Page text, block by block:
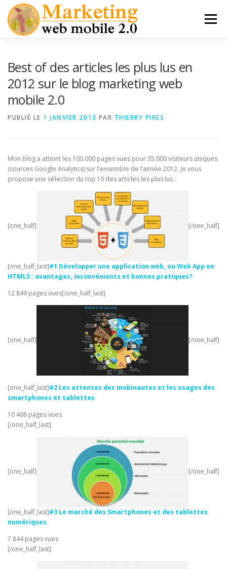
contenu
Menu
MARKETING MOBILE
Best of des articles les plus lus en
2012 sur le blog marketing web
mobile 2.0
PUBLIÉ LE 1 JANVIER 2013 PAR THIERRY PIRES
Mon blog a atteint les 100.000 pages vues pour 35.000 visiteurs uniques
(sources Google Analytics) sur l’ensemble de l’année 2012. Je vous
propose une sélection du top 10 des articles les plus lus :
[one_half] [/one_half]
[one_half_last]#1 Développer une application web, ou Web App en
HTML5 : avantages, inconvénients et bonnes pratiques?
12 849 pages vues[/one_half_last]
[one_half] [/one_half]
[one_half_last]#2 Les attentes des mobinautes et les usages des
smartphones et tablettes
10 468 pages vues
[/one_half_last]
[one_half] [/one_half]
[one_half_last]#3 Le marché des Smartphones et des tablettes
numériques
7 844 pages vues
[/one_half_last]